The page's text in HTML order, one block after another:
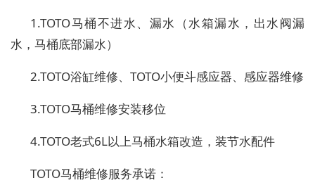
1.TOTO马桶不进水、漏水（水箱漏水，出水阀漏
水，马桶底部漏水）
2.TOTO浴缸维修、TOTO小便斗感应器、感应器维修
3.TOTO马桶维修安装移位
4.TOTO老式6L以上马桶水箱改造，装节水配件
TOTO马桶维修服务承诺：